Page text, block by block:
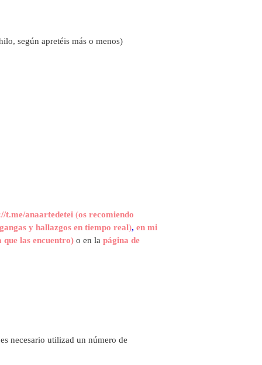
según apretéis más o menos)
t.me/anaartedetei (os recomiendo
y hallazgos en tiempo real), en mi
que las encuentro) o en la página de
necesario utilizad un número de